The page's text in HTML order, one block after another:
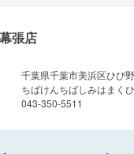
張店
千葉県千葉市美浜区ひび
ちばけんちばしみはまく
043-350-5511